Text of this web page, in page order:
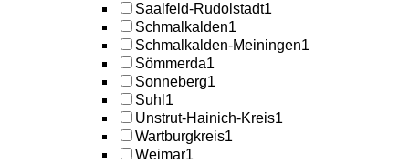
Saalfeld-Rudolstadt1
Schmalkalden1
Schmalkalden-Meiningen1
Sömmerda1
Sonneberg1
Suhl 1
Unstrut-Hainich-Kreis1
Wartburgkreis1
Weimar1